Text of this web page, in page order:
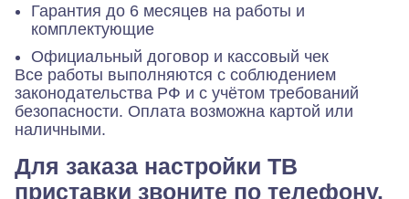
Гарантия до 6 месяцев на работы и
комплектующие
Официальный договор и кассовый чек
Все работы выполняются с соблюдением
законодательства РФ и с учётом требований
безопасности. Оплата возможна картой или
наличными.
Для заказа настройки ТВ
приставки звоните по телефону.